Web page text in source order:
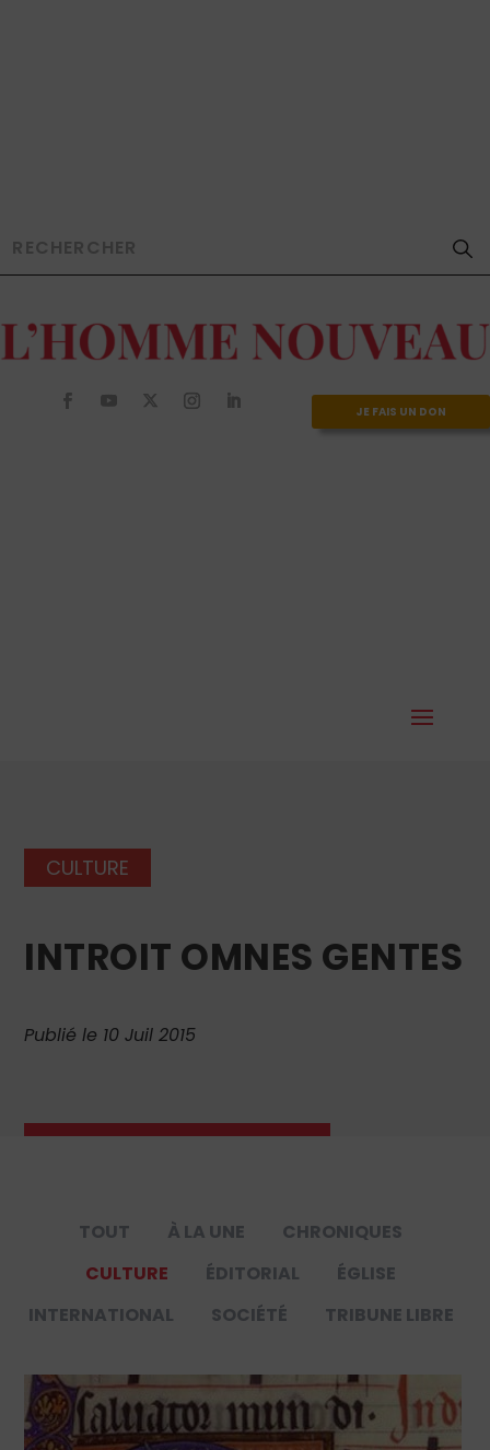
JE FAIS UN DON
CULTURE
INTROIT OMNES GENTES
Publié le 10 Juil 2015
TOUT À LA UNE
CHRONIQUES
CULTURE
ÉDITORIAL
ÉGLISE
INTERNATIONAL
SOCIÉTÉ TRIBUNE LIBRE